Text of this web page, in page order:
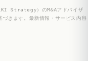
KI Strategy）のM&Aアドバイザ
づきます。最新情報・サービス内容